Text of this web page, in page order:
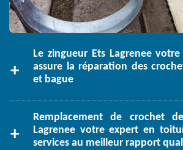
Le zingueur Ets Lagrenee
assure la réparation des
et bague
Remplacement de crochet
Lagrenee votre expert en
services au meilleur rapport